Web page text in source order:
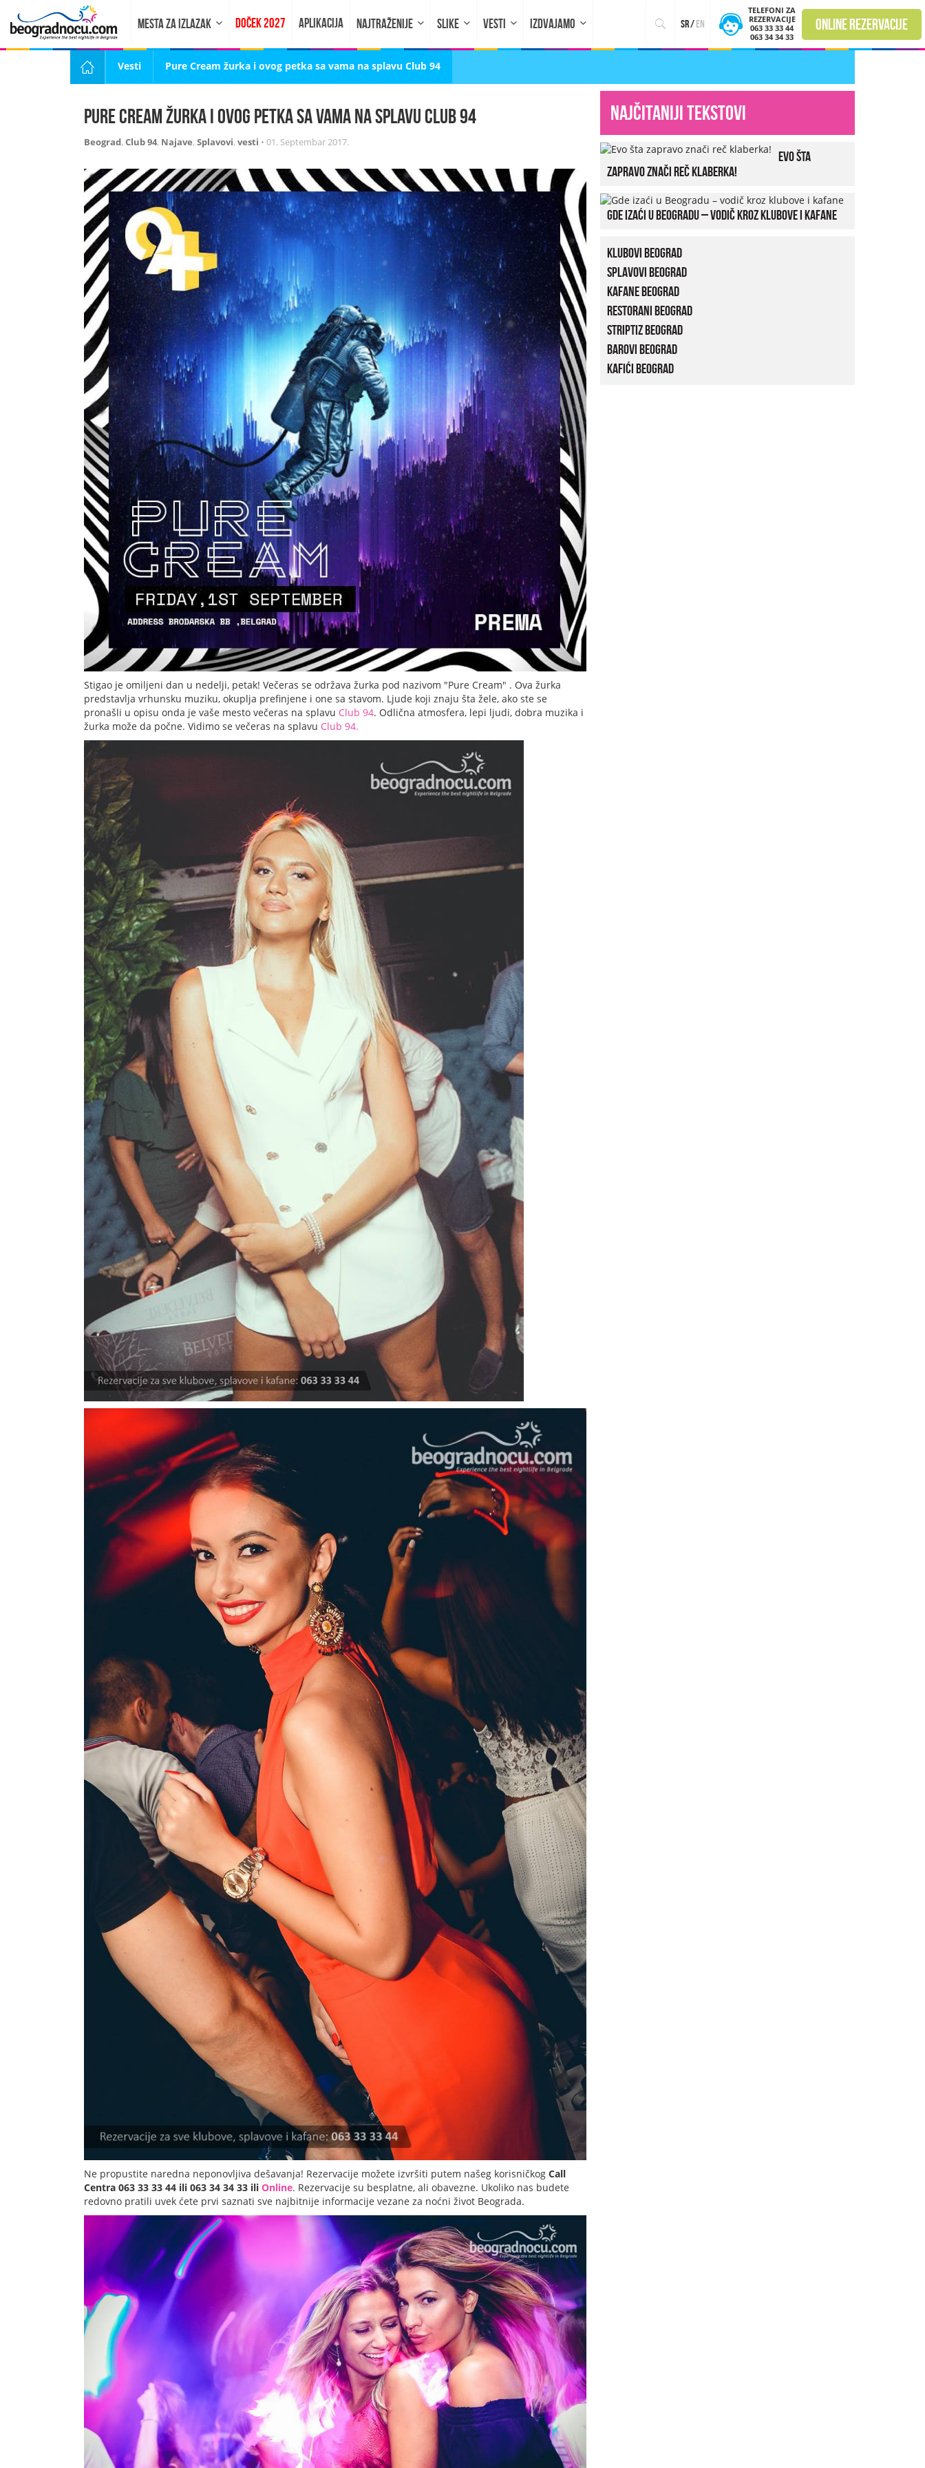
MESTA ZA IZLAZAK DOČEK 2027 APLIKACIJA NAJTRAŽENIJE SLIKE VESTI IZDVAJAMO sr/en
TELEFONI ZA
REZERVACIJE
063 33 33 44
063 34 34 33
online rezervacije
Vesti Pure Cream žurka i ovog petka sa vama na splavu Club 94
Pure Cream žurka i ovog petka sa vama na splavu Club 94
Beograd, Club 94, Najave, Splavovi, vesti • 01. Septembar 2017.
Stigao je omiljeni dan u nedelji, petak! Večeras se održava žurka pod nazivom "Pure Cream" . Ova žurka
predstavlja vrhunsku muziku, okuplja prefinjene i one sa stavom. Ljude koji znaju šta žele, ako ste se
pronašli u opisu onda je vaše mesto večeras na splavu Club 94. Odlična atmosfera, lepi ljudi, dobra muzika i
žurka može da počne. Vidimo se večeras na splavu Club 94.
Ne propustite naredna neponovljiva dešavanja! Rezervacije možete izvršiti putem našeg korisničkog Call
Centra 063 33 33 44 ili 063 34 34 33 ili Online. Rezervacije su besplatne, ali obavezne. Ukoliko nas budete
redovno pratili uvek ćete prvi saznati sve najbitnije informacije vezane za noćni život Beograda.
Najčitaniji tekstovi
Evo šta
zapravo znači reč klaberka!
Gde izaći u Beogradu – vodič kroz klubove i kafane
Klubovi Beograd
Splavovi Beograd
Kafane Beograd
Restorani Beograd
Striptiz Beograd
Barovi Beograd
Kafići Beograd